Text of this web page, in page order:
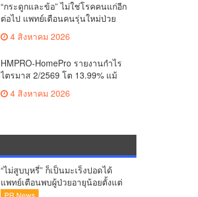
ปลอดภัย เผยยอดผู้เข้าเรียนล่าสุด
ทะลุ 8 หมื่นรายแล้ว
“กระดูกและข้อ” ไม่ใช่โรคคนแก่อีก
ต่อไป แพทย์เตือนคนรุ่นใหม่ป่วย
เพิ่ม 20-30% เสี่ยง ‘ข้อเข่าเสื่อม
ก่อนวัย’ จากกระแสกีฬา
4 สิงหาคม 2026
HMPRO-HomePro รายงานกำไร
ไตรมาส 2/2569 โต 13.99% แม้
เศรษฐกิจผันผวนเดินหน้าขยาย
สาขา เสริมพอร์ต Private Brand
4 สิงหาคม 2026
“ไม่สูบบุหรี่” ก็เป็นมะเร็งปอดได้
แพทย์เตือนพบผู้ป่วยอายุน้อยตั้งแต่
วัย 35 ปีเพิ่มขึ้นคนไทยกว่า 70%